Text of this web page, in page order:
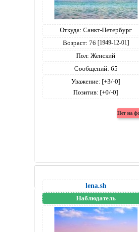
Откуда: Санкт-Петербург
Возраст: 76 [1949-12-01]
Пол: Женский
Сообщений: 65
Уважение: [+3/-0]
Позитив: [+0/-0]
lena.sh
Наблюдатель